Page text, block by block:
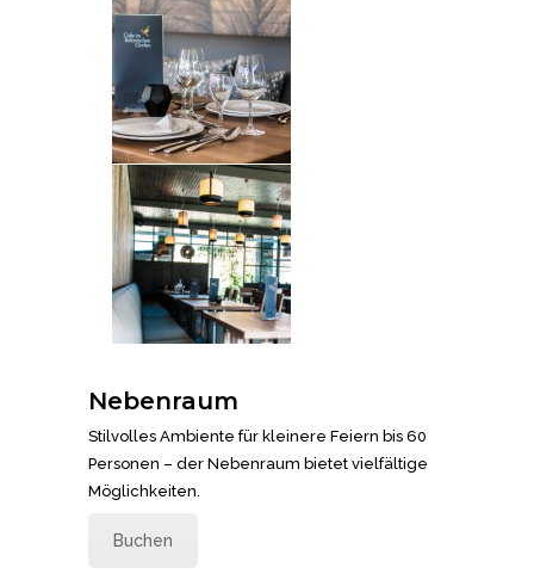
Nebenraum
Stilvolles Ambiente für kleinere Feiern bis 60
Personen – der Nebenraum bietet vielfältige
Möglichkeiten.
Buchen